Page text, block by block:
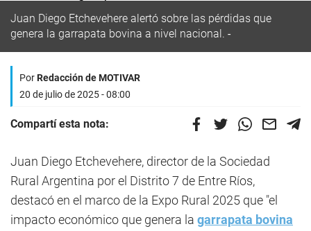
Juan Diego Etchevehere alertó sobre las pérdidas que
genera la garrapata bovina a nivel nacional.
PorRedacción de MOTIVAR
20 de julio de 2025 - 08:00
Compartí esta nota:
Juan Diego Etchevehere, director de la Sociedad
Rural Argentina por el Distrito 7 de Entre Ríos,
destacó en el marco de la Expo Rural 2025 que "el
impacto económico que genera la garrapata bovina